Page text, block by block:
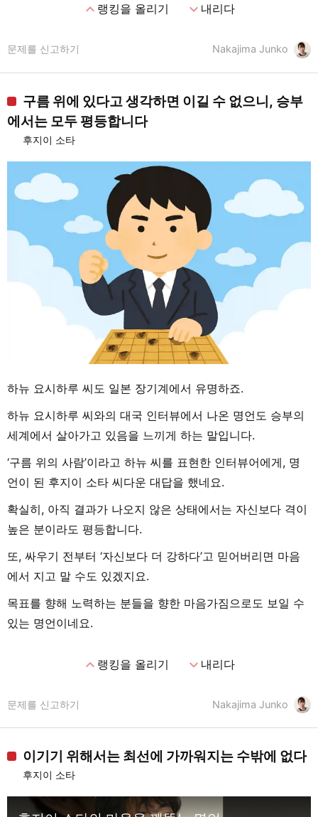
expand_less랭킹을 올리기 expand_more내리다
Nakajima Junko
문제를 신고하기
구름 위에 있다고 생각하면 이길 수 없으니, 승부
에서는 모두 평등합니다
후지이 소타
하뉴 요시하루 씨도 일본 장기계에서 유명하죠.
하뉴 요시하루 씨와의 대국 인터뷰에서 나온 명언도 승부의
세계에서 살아가고 있음을 느끼게 하는 말입니다.
‘구름 위의 사람’이라고 하뉴 씨를 표현한 인터뷰어에게, 명
언이 된 후지이 소타 씨다운 대답을 했네요.
확실히, 아직 결과가 나오지 않은 상태에서는 자신보다 격이
높은 분이라도 평등합니다.
또, 싸우기 전부터 ‘자신보다 더 강하다’고 믿어버리면 마음
에서 지고 말 수도 있겠지요.
목표를 향해 노력하는 분들을 향한 마음가짐으로도 보일 수
있는 명언이네요.
expand_less랭킹을 올리기 expand_more내리다
Nakajima Junko
문제를 신고하기
이기기 위해서는 최선에 가까워지는 수밖에 없다
후지이 소타